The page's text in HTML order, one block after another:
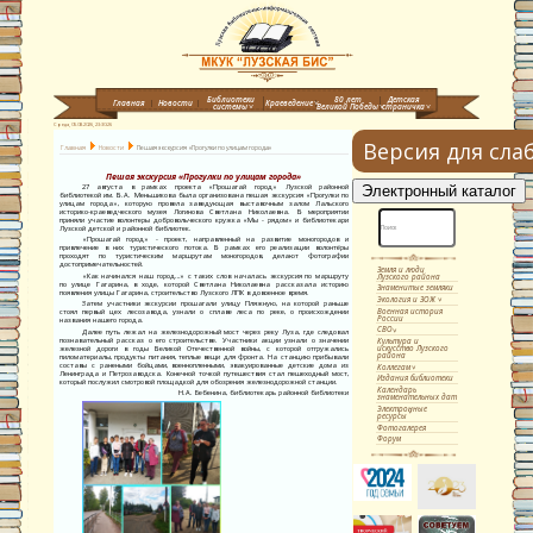
Главная Новости Библиотеки
системы Краеведение 80 лет
Великой Победы
Детская
страничка
Среда, 05.08.2026, 23:30:27
Главная Новости Пешая экскурсия «Прогулки по улицам города»
Пешая экскурсия «Прогулки по улицам города»
27 августа в рамках проекта «Прошагай город» Лузской районной
библиотекой им. В.А. Меньшикова была организована пешая экскурсия «Прогулки по
улицам города», которую провела заведующая выставочным залом Лальского
историко-краеведческого музея Логинова Светлана Николаевна. В мероприятии
приняли участие волонтеры добровольческого кружка «Мы - рядом» и библиотекари
Лузской детской и районной библиотек.
«Прошагай город» - проект, направленный на развитие моногородов и
привлечение в них туристического потока. В рамках его реализации волонтёры
проходят по туристическим маршрутам моногородов, делают фотографии
достопримечательностей.
«Как начинался наш город…» с таких слов началась экскурсия по маршруту
по улице Гагарина, в ходе, которой Светлана Николаевна рассказала историю
появления улицы Гагарина, строительство Лузского ЛПК в довоенное время.
Затем участники экскурсии прошагали улицу Пляжную, на которой раньше
стоял первый цех лесозавода, узнали о сплаве леса по реке, о происхождении
названия нашего города.
Далее путь лежал на железнодорожный мост через реку Луза, где следовал
познавательный рассказ о его строительстве. Участники акции узнали о значении
железной дороги в годы Великой Отечественной войны, с которой отгружались
пиломатериалы, продукты питания, теплые вещи для фронта. На станцию прибывали
составы с ранеными бойцами, военнопленными, эвакуированные детские дома из
Ленинграда и Петрозаводска. Конечной точкой путешествия стал пешеходный мост,
который послужил смотровой площадкой для обозрения железнодорожной станции.
Н.А. Бебенина, библиотекарь районной библиотеки
Версия для
Земля и люди
Лузского района
Знаменитые земляки
Экология и ЗОЖ
Военная история
России
СВО
Культура и
искусство Лузского
района
Коллегам
Издания библиотеки
Календарь
знаменательных дат
Электронные
ресурсы
Фотогалерея
Форум